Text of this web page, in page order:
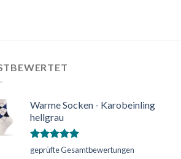
Warme Socken - Karobeinling
hellgrau
Bewertet
geprüfte Gesamtbewertungen